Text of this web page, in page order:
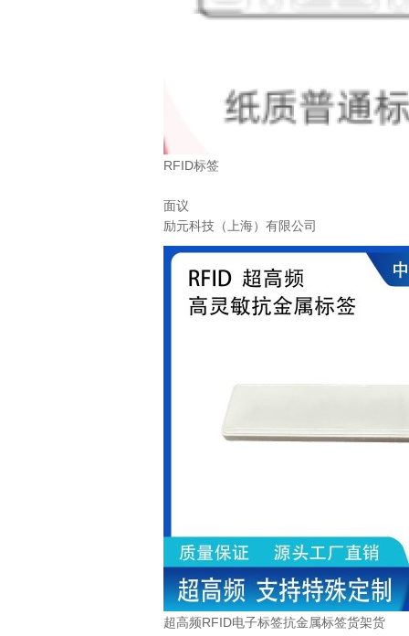
RFID标签
面议
励元科技（上海）有限公司
超高频RFID电子标签抗金属标签货架货